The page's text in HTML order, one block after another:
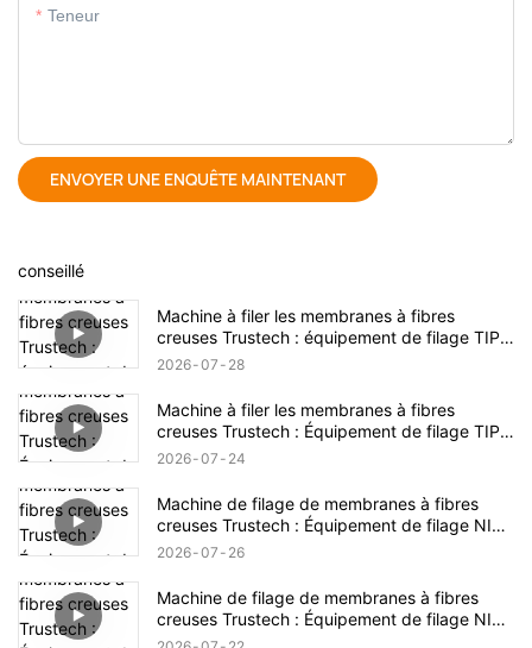
Teneur
ENVOYER UNE ENQUÊTE MAINTENANT
conseillé
Machine à filer les membranes à fibres
creuses Trustech : équipement de filage TIPS
dévoilé (17)
2026 07 28
Machine à filer les membranes à fibres
creuses Trustech : Équipement de filage TIPS
dévoilé (16)
2026 07 24
Machine de filage de membranes à fibres
creuses Trustech : Équipement de filage NIPS
dévoilé (18)
2026 07 26
Machine de filage de membranes à fibres
creuses Trustech : Équipement de filage NIPS
dévoilé (17)